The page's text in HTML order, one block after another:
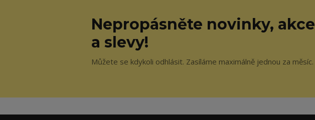
Nepropásněte novinky, akce
a slevy!
Můžete se kdykoli odhlásit. Zasíláme maximálně jednou za měsíc.